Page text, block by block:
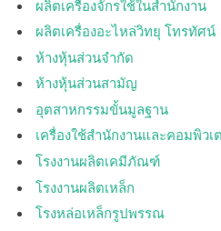
ผลิตเครื่องจักรใช้ในสำนักงาน
ผลิตเครื่องอะไหล่วิทยุ โทรทัศน์
ห้างหุ้นส่วนจำกัด
ห้างหุ้นส่วนสามัญ
อุตสาหกรรมขั้นมูลฐาน
เครื่องใช้สำนักงานและคอมพิวเ
โรงงานผลิตเคมีภัณฑ์
โรงงานผลิตเหล็ก
โรงหล่อเหล็กรูปพรรณ